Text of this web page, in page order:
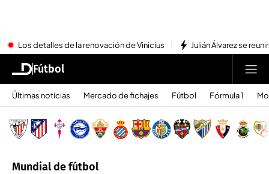
Los detalles de la renovación de Vinicius Julián Álvarez se
Fútbol
Últimas noticias Mercado de fichajes Fútbol Fórmula 1
Mundial de fútbol